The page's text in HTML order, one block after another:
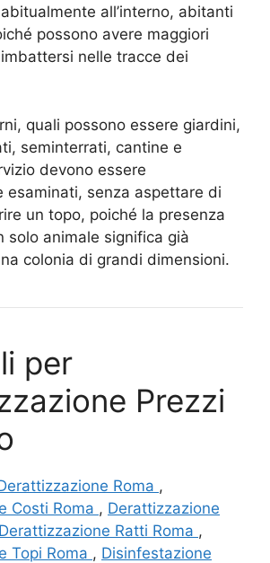
all’interno, abitanti
possono avere maggiori
nelle tracce dei
quali possono essere giardini,
seminterrati, cantine e
devono essere
esaminati, senza aspettare di
un topo, poiché la presenza
solo animale significa già
colonia di grandi dimensioni.
per
Prezzi
Roma ,
Costi Roma , Derattizzazione
Derattizzazione Ratti Roma ,
Topi Roma , Disinfestazione